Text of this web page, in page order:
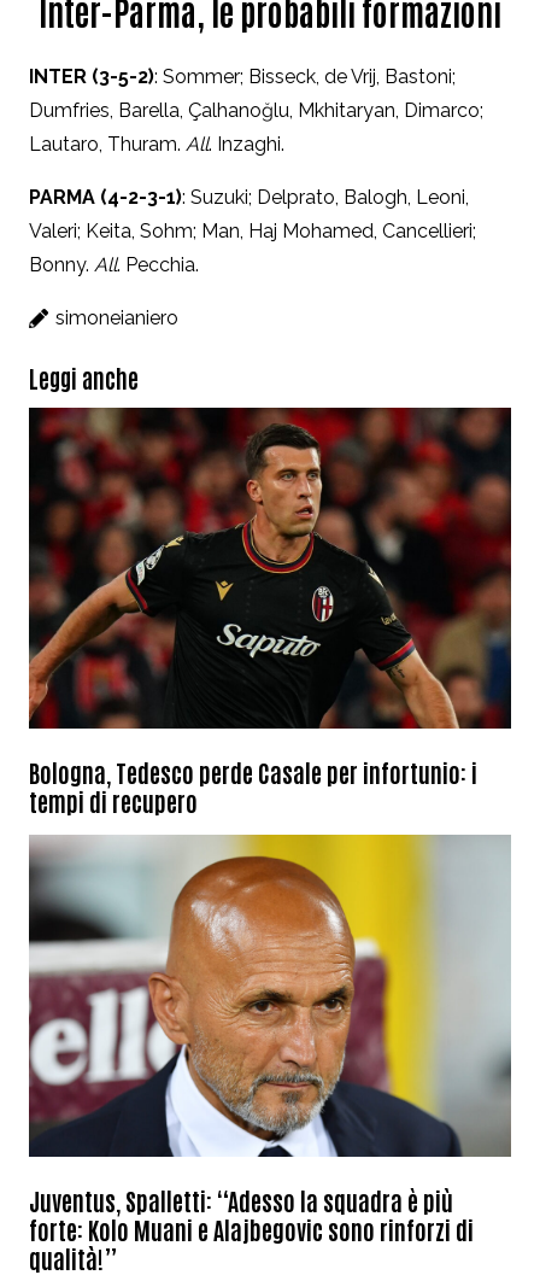
Inter-Parma, le probabili formazioni
INTER (3-5-2): Sommer; Bisseck, de Vrij, Bastoni;
Dumfries, Barella, Çalhanoğlu, Mkhitaryan, Dimarco;
Lautaro, Thuram. All. Inzaghi.
PARMA (4-2-3-1): Suzuki; Delprato, Balogh, Leoni,
Valeri; Keita, Sohm; Man, Haj Mohamed, Cancellieri;
Bonny. All. Pecchia.
simoneianiero
Leggi anche
Bologna, Tedesco perde Casale per infortunio: i
tempi di recupero
Juventus, Spalletti: “Adesso la squadra è più
forte: Kolo Muani e Alajbegovic sono rinforzi di
qualità!”